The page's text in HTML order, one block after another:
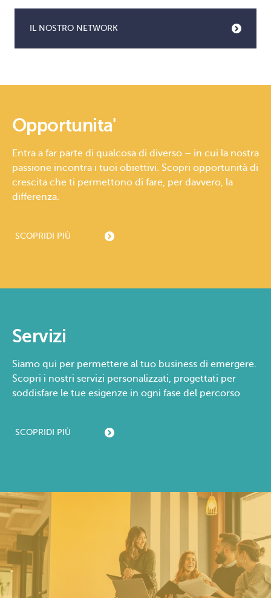
IL NOSTRO NETWORK
Opportunita'
Entra a far parte di qualcosa di diverso – in cui la nostra
passione incontra i tuoi obiettivi. Scopri opportunità di
crescita che ti permettono di fare, per davvero, la
differenza.
SCOPRI DI PIÙ
Servizi
Siamo qui per permettere al tuo business di emergere.
Scopri i nostri servizi personalizzati, progettati per
soddisfare le tue esigenze in ogni fase del percorso
SCOPRI DI PIÙ